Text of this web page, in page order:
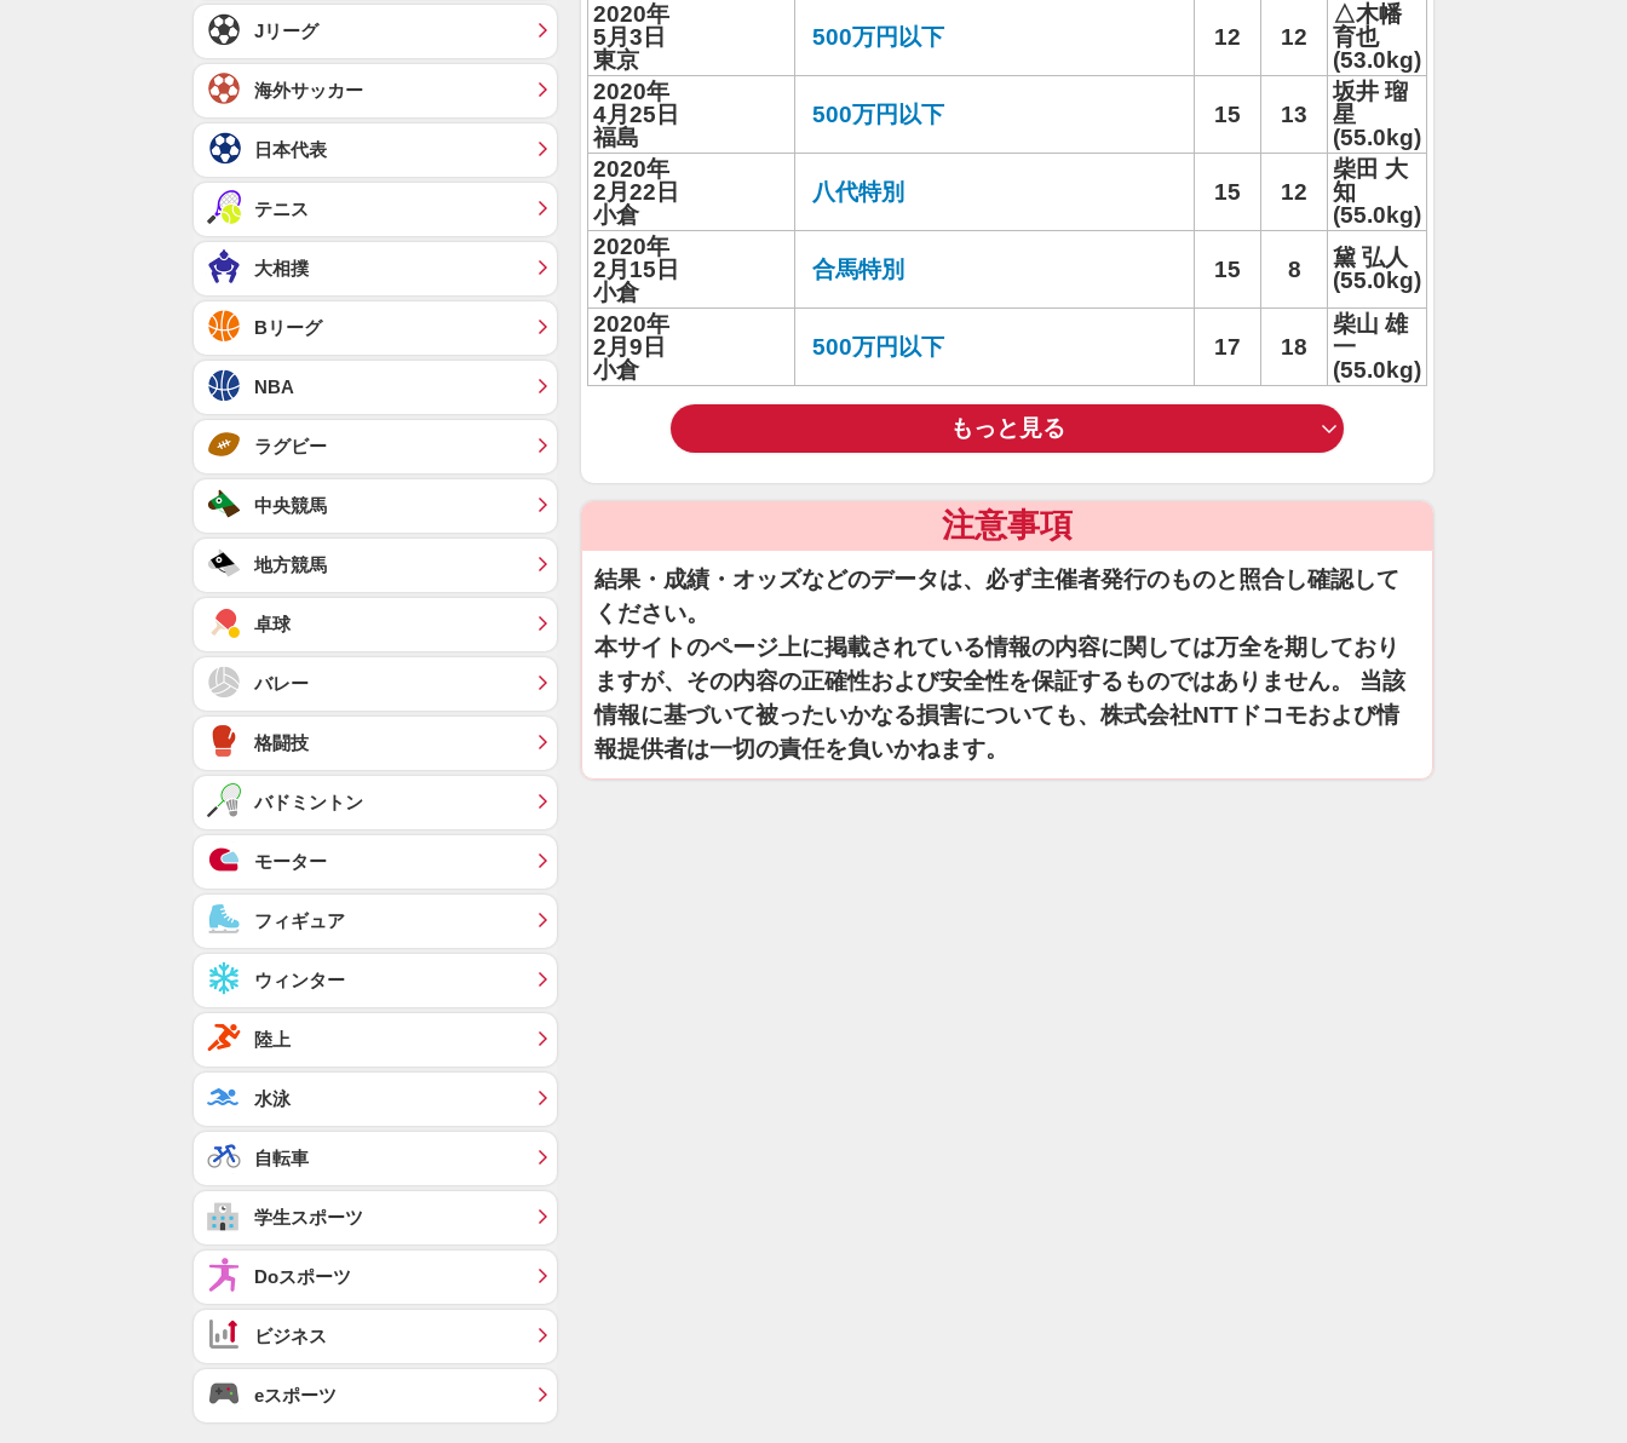
2020年
5月3日
東京
500万円以下 12 12
△木幡
育也
(53.0kg)
2020年
4月25日
福島
500万円以下 15 13
坂井 瑠
星
(55.0kg)
2020年
2月22日
小倉
八代特別 15 12
柴田 大
知
(55.0kg)
2020年
2月15日
小倉
合馬特別 15 8
黛 弘人
(55.0kg)
2020年
2月9日
小倉
500万円以下 17 18
柴山 雄
一
(55.0kg)
もっと見る
注意事項
結果・成績・オッズなどのデータは、必ず主催者発行のものと照合し確認して
ください。
本サイトのページ上に掲載されている情報の内容に関しては万全を期しており
ますが、その内容の正確性および安全性を保証するものではありません。 当該
情報に基づいて被ったいかなる損害についても、株式会社NTTドコモおよび情
報提供者は一切の責任を負いかねます。
Jリーグ
海外サッカー
日本代表
テニス
大相撲
Bリーグ
NBA
ラグビー
中央競馬
地方競馬
卓球
バレー
格闘技
バドミントン
モーター
フィギュア
ウィンター
陸上
水泳
自転車
学生スポーツ
Doスポーツ
ビジネス
eスポーツ